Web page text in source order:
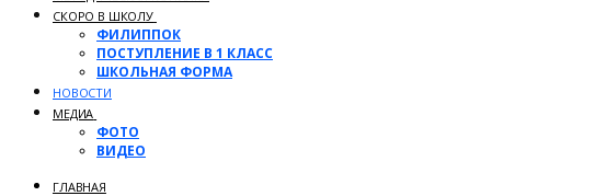
СКОРО В ШКОЛУ
ФИЛИППОК
ПОСТУПЛЕНИЕ В 1 КЛАСС
ШКОЛЬНАЯ ФОРМА
НОВОСТИ
МЕДИА
ФОТО
ВИДЕО
ГЛАВНАЯ